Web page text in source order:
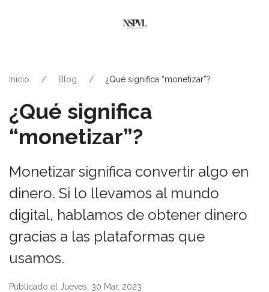
Inicio Blog ¿Qué significa “monetizar”?
¿Qué significa
“monetizar”?
Monetizar significa convertir algo en
dinero. Si lo llevamos al mundo
digital, hablamos de obtener dinero
gracias a las plataformas que
usamos.⁣
Publicado el Jueves, 30 Mar. 2023